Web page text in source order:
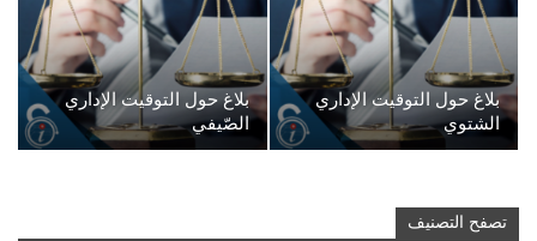
بلاغ حول التوقيت الإداري
الشتوي
بلاغ حول التوقيت الإداري
الصّيفي
تصفح التصنيف